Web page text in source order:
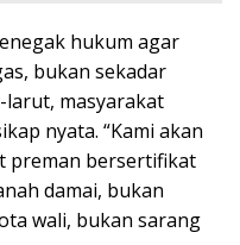
hukum agar
bukan sekadar
larut, masyarakat
nyata. “Kami akan
preman bersertifikat
damai, bukan
wali, bukan sarang